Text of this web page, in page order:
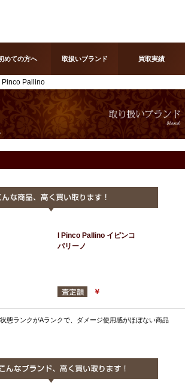
めての方へ 取扱いブランド 買取実績
Pinco Pallino
I Pinco Pallino イピンコ
パリーノ
￥
態ランクがAランクで、ダメージ使用感がほぼない商品